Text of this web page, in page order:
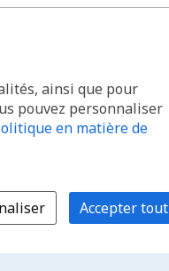
ainsi que pour
pouvez personnaliser
en matière de
Accepter tout